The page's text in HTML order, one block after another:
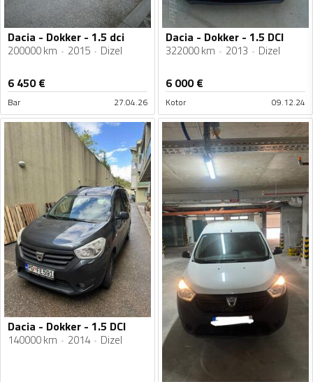
Dacia - Dokker - 1.5 dci
200000 km 2015 Dizel
6 450€
Bar 27.04.26
Dacia - Dokker - 1.5 DCI
322000 km 2013 Dizel
6 000€
Kotor 09.12.24
Dacia - Dokker - 1.5 DCI
140000 km 2014 Dizel